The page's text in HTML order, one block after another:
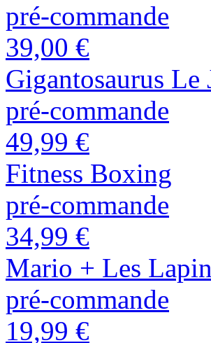
pré-commande
39,00 €
Gigantosaurus Le
pré-commande
49,99 €
Fitness Boxing
pré-commande
34,99 €
Mario + Les
pré-commande
19,99 €